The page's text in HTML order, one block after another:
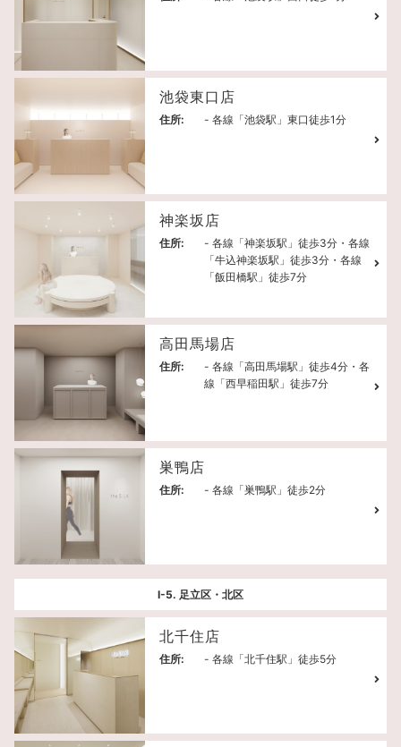
池袋東口店
住所: - 各線「池袋駅」東口徒歩1分
神楽坂店
住所:
- 各線「神楽坂駅」徒歩3分・各線
「牛込神楽坂駅」徒歩3分・各線
「飯田橋駅」徒歩7分
高田馬場店
住所:
- 各線「高田馬場駅」徒歩4分・各
線「西早稲田駅」徒歩7分
巣鴨店
住所: - 各線「巣鴨駅」徒歩2分
Ⅰ-5. 足立区・北区
北千住店
住所: - 各線「北千住駅」徒歩5分